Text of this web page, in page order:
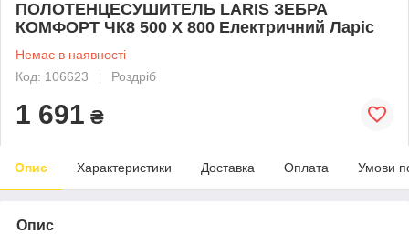
ПОЛОТЕНЦЕСУШИТЕЛЬ LARIS ЗЕБРА
КОМФОРТ ЧК8 500 Х 800 Електричний Ларіс
Немає в наявності
Код: 106623
Роздріб
1 691 ₴
Опис Характеристики Доставка Оплата Умови
Опис